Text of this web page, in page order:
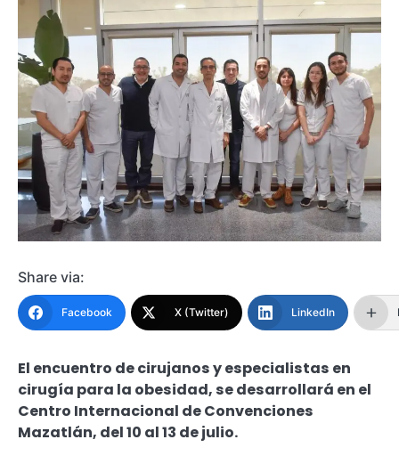
Share via:
Facebook X (Twitter) LinkedIn
El encuentro de cirujanos y especialistas en
cirugía para la obesidad, se desarrollará en el
Centro Internacional de Convenciones
Mazatlán, del 10 al 13 de julio.